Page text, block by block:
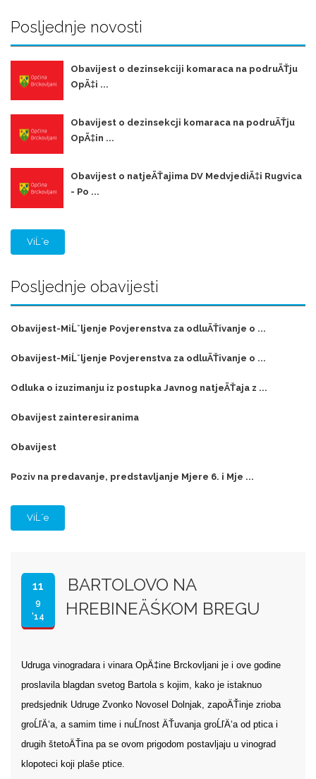
Posljednje novosti
Obavijest o dezinsekciji komaraca na podruÄŤju
OpÄ‡i ...
Obavijest o dezinsekcji komaraca na podruÄŤju
OpÄ‡in ...
Obavijest o natjeÄŤajima DV MedvjediÄ‡i Rugvica
- Po ...
ViĹˇe
Posljednje obavijesti
Obavijest-MiĹˇljenje Povjerenstva za odluÄŤivanje o ...
Obavijest-MiĹˇljenje Povjerenstva za odluÄŤivanje o ...
Odluka o izuzimanju iz postupka Javnog natjeÄŤaja z ...
Obavijest zainteresiranima
Obavijest
Poziv na predavanje, predstavljanje Mjere 6. i Mje ...
ViĹˇe
11
9
'14
BARTOLOVO NA
HREBINEÄŚKOM BREGU
Udruga vinogradara i vinara OpÄ‡ine Brckovljani je i ove godine
proslavila blagdan svetog Bartola s kojim, kako je istaknuo
predsjednik Udruge Zvonko Novosel Dolnjak, zapoÄŤinje zrioba
groĹľÄ‘a, a samim time i nuĹľnost ÄŤuvanja groĹľÄ‘a od ptica i
drugih štetoÄŤina pa se ovom prigodom postavljaju u vinograd
klopoteci koji plaše ptice.